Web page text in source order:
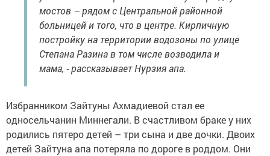
мостов – рядом с Центральной районной
больницей и того, что в центре. Кирпичную
постройку на территории водозоны по улице
Степана Разина в том числе возводила и
мама, - рассказывает Нурзия апа.
Избранником Зайтуны Ахмадиевой стал ее
односельчанин Миннегали. В счастливом браке у них
родились пятеро детей – три сына и две дочки. Двоих
детей Зайтуна апа потеряла по дороге в роддом. Они